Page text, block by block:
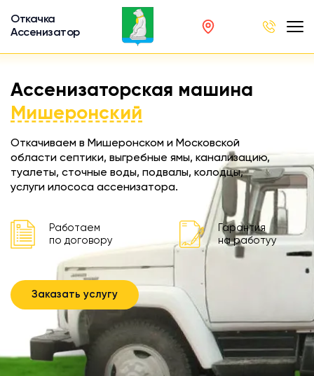
Откачка
Ассенизатор
Ассенизаторская машина
Мишеронский
Откачиваем в Мишеронском и Московской
области септики, выгребные ямы, канализацию,
туалеты, сточные воды, подвалы, колодцы,
услуги илососа ассенизатора.
Работаем
по договору
Гарантия
на работуу
Заказать услугу